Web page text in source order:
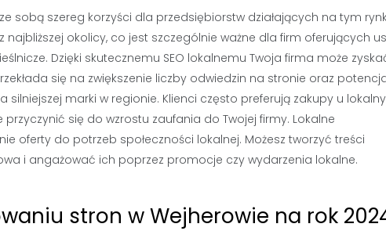
sobą szereg korzyści dla przedsiębiorstw działających na tym
okolicy, co jest szczególnie ważne dla firm oferujących
Dzięki skutecznemu SEO lokalnemu Twoja firma może
się na zwiększenie liczby odwiedzin na stronie oraz
silniejszej marki w regionie. Klienci często preferują zakupy u
się do wzrostu zaufania do Twojej firmy. Lokalne
oferty do potrzeb społeczności lokalnej. Możesz tworzyć treści
i angażować ich poprzez promocje czy wydarzenia lokalne.
stron w Wejherowie na rok